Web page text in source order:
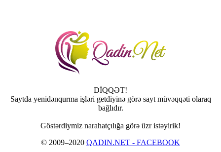
DİQQƏT!
Saytda yenidənqurma işləri getdiyinə görə sayt müvəqqəti olaraq
bağlıdır.
Göstərdiymiz narahatçılığa görə üzr istəyirik!
© 2009–2020 QADIN.NET - FACEBOOK